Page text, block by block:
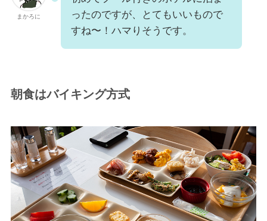
まかろに
ったのですが、とてもいいもので
すね〜！ハマりそうです。
朝食はバイキング方式